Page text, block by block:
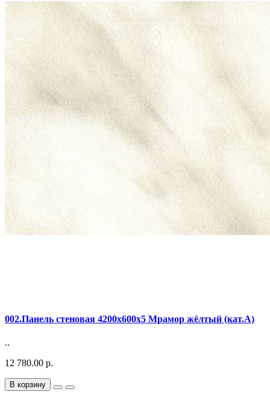
002.Панель стеновая 4200х600х5 Мрамор жёлтый (кат.A)
..
12 780.00 р.
В корзину